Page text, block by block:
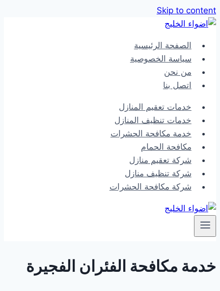
Skip to content
الصفحة الرئيسية
سياسة الخصوصية
من نحن
اتصل بنا
خدمات تعقيم المنازل
خدمات تنظيف المنازل
خدمة مكافحة الحشرات
مكافحة الحمام
شركة تعقيم منازل
شركة تنظيف منازل
شركة مكافحة الحشرات
خدمة مكافحة الفئران الفجيرة